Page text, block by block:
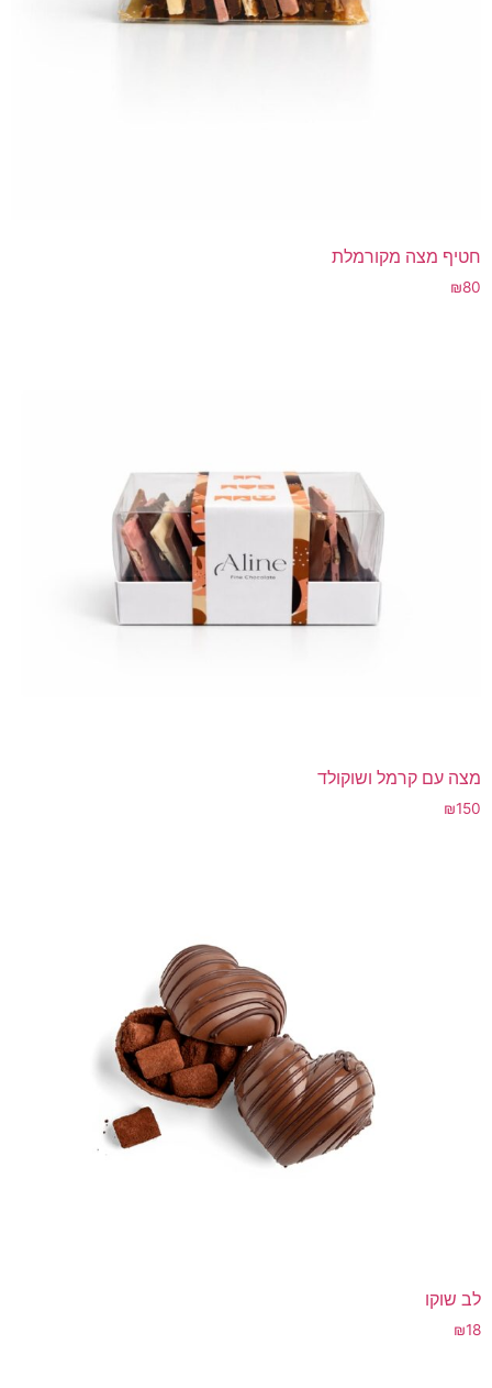
חטיף מצה מקורמלת
₪80
מצה עם קרמל ושוקולד
₪150
לב שוקו
₪18